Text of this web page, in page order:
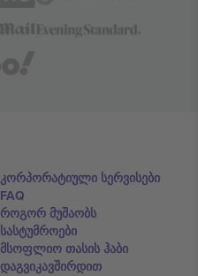
კორპორატიული სერვისები
FAQ
როგორ მუშაობს
სასტუმროები
მსოფლიო თასის ჰაბი
დაგვიკავშირდით